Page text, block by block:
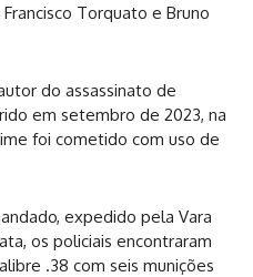
Torquato e Bruno
do assassinato de
em setembro de 2023, na
foi cometido com uso de
expedido pela Vara
os policiais encontraram
.38 com seis munições